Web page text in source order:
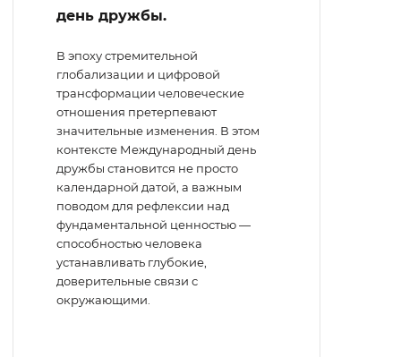
день дружбы.
В эпоху стремительной
глобализации и цифровой
трансформации человеческие
отношения претерпевают
значительные изменения. В этом
контексте Международный день
дружбы становится не просто
календарной датой, а важным
поводом для рефлексии над
фундаментальной ценностью —
способностью человека
устанавливать глубокие,
доверительные связи с
окружающими.